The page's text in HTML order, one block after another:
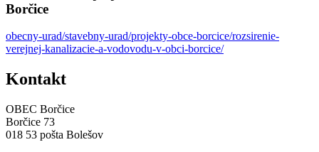
Borčice
obecny-urad/stavebny-urad/projekty-obce-borcice/rozsirenie-
verejnej-kanalizacie-a-vodovodu-v-obci-borcice/
Kontakt
OBEC Borčice
Borčice 73
018 53 pošta Bolešov